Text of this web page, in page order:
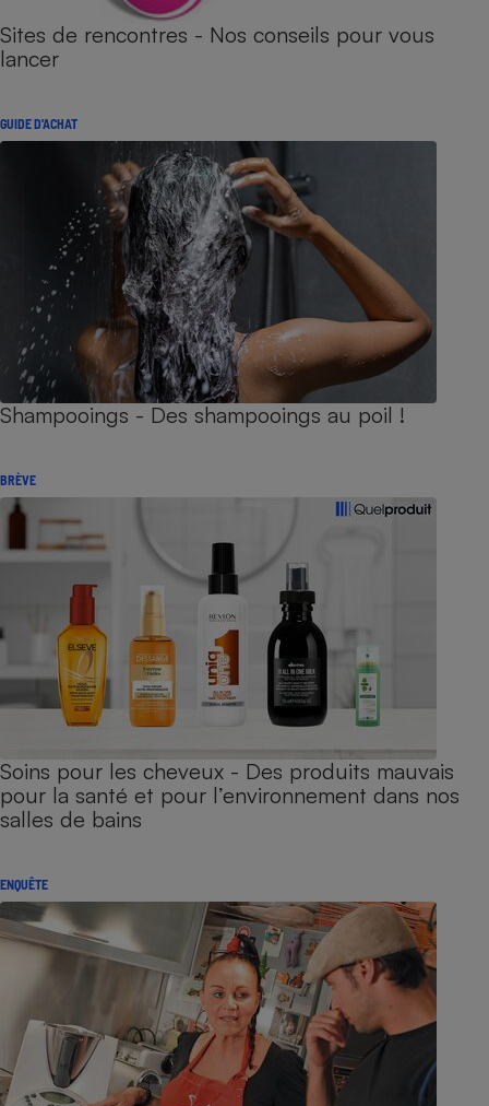
Sites de rencontres - Nos conseils pour vous
lancer
GUIDE D'ACHAT
Shampooings - Des shampooings au poil !
BRÈVE
Soins pour les cheveux - Des produits mauvais
pour la santé et pour l’environnement dans nos
salles de bains
ENQUÊTE